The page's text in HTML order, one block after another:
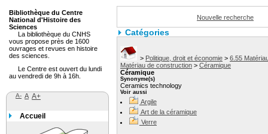
Nouvelle recherche
Catégories
> Politique, droit et économie > 6.55
Matériau de construction > Céramique
Céramique
Synonyme(s)
Ceramics technology
Voir aussi
Argile
Art de la céramique
Verre
Bibliothèque du Centre
National d'Histoire des
Sciences
La bibliothèque du CNHS
vous propose près de 1600
ouvrages et revues en histoire
des sciences.
Le Centre est ouvert du lundi
au vendredi de 9h à 16h.
A- A A+
Accueil